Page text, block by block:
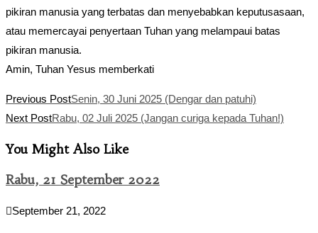
pikiran manusia yang terbatas dan menyebabkan keputusasaan,
atau memercayai penyertaan Tuhan yang melampaui batas
pikiran manusia.
Amin, Tuhan Yesus memberkati
Read
more
Previous PostSenin, 30 Juni 2025 (Dengar dan patuhi)
Next PostRabu, 02 Juli 2025 (Jangan curiga kepada Tuhan!)
You Might Also Like
Rabu, 21 September 2022
September 21, 2022